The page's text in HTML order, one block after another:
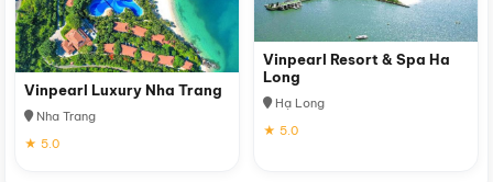
Vinpearl Luxury Nha Trang
Nha Trang
★ 5.0
Vinpearl Resort & Spa Ha
Long
Hạ Long
★ 5.0